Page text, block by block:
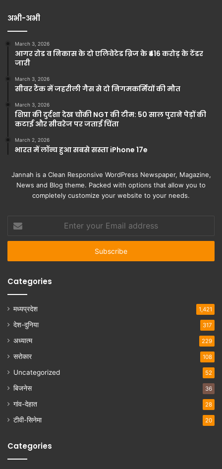
अभी-अभी
March 3, 2026
आगर रोड व निकास के दो एलिवेटेड ब्रिज के ₹416 करोड़ के टेंडर
जारी
March 3, 2026
सीवर टैंक में जहरीली गैस से दो निगमकर्मियों की मौत
March 3, 2026
शिप्रा की दुर्दशा देख चौंकी NGT की टीम: 50 साल पुराने पेड़ों की
कटाई और सीवरेज पर जताई चिंता
March 2, 2026
भारत में लॉन्च हुआ सबसे सस्ता iPhone 17e
Jannah is a Clean Responsive WordPress Newspaper, Magazine,
News and Blog theme. Packed with options that allow you to
completely customize your website to your needs.
your
Email
Categories
मध्यप्रदेश 1,421
देश-दुनिया 317
अध्यात्म 229
सरोकार 108
Uncategorized 52
बिजनेस 36
गांव-देहात 28
टीवी-सिनेमा 20
Categories